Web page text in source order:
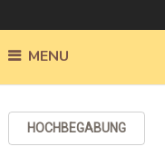
MENU
HOCHBEGABUNG